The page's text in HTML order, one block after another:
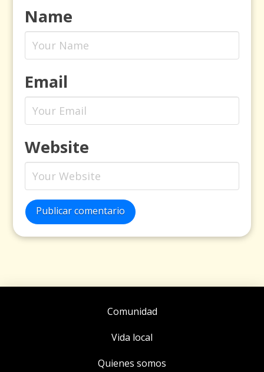
Name
Email
Website
Publicar comentario
Comunidad
Vida local
Quienes somos